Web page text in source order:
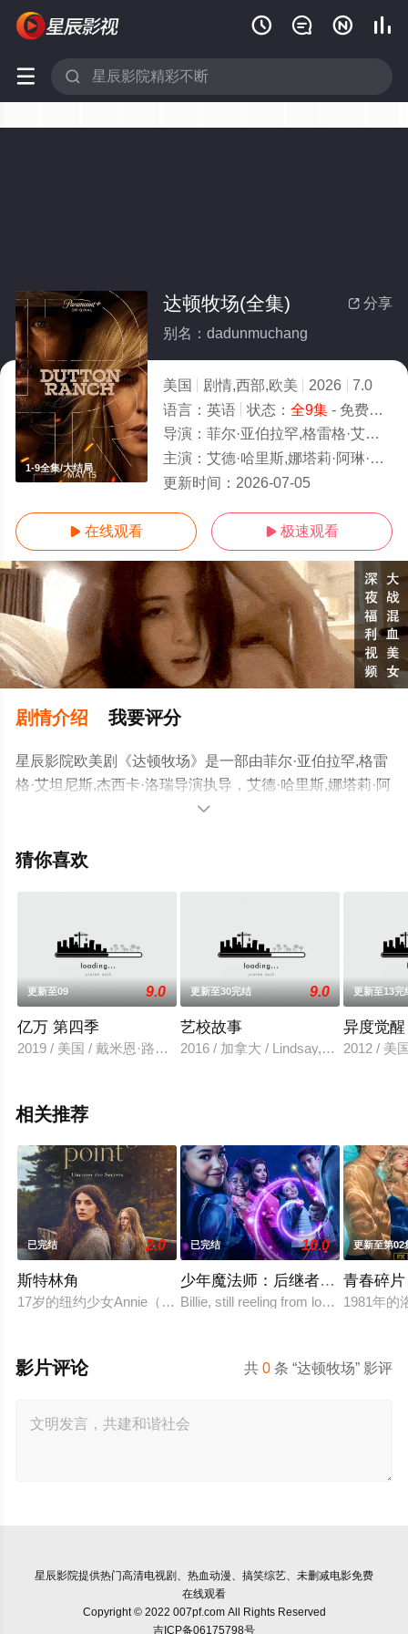
   
 
1-9全集/大结局
 分享
达顿牧场(全集)
别名：dadunmuchang
美国 剧情,西部,欧美 2026
7.0
语言： 英语 状态： 全9集- 免费在线观看
导演： 菲尔·亚伯拉罕,格雷格·艾坦尼斯,杰西卡·洛瑞
主演： 艾德·哈里斯,娜塔莉·阿琳·林德,芬恩·利特,凯利·蕾莉,胡安·巴勃罗·拉瓦,伊曼·克罗松,安妮特·贝宁,马克·门查卡,科尔·豪瑟,J.
更新时间： 2026-07-05
 在线观看  极速观看
剧情介绍 我要评分
星辰影院欧美剧《达顿牧场》是一部由菲尔·亚伯拉罕,格雷
格·艾坦尼斯,杰西卡·洛瑞导演执导，艾德·哈里斯,娜塔莉·阿
琳·林德,芬恩·利特,凯利·蕾莉,胡安·巴勃罗·拉瓦,伊曼·克罗
特尼,凯·卡斯特,约翰·W·希思等明星精彩演绎的美国电视

猜你喜欢
更新至09 9.0
亿万 第四季
2019 / 美国 / 戴米恩·路易斯,大卫·科斯塔贝尔,玛姬·丝弗,托比·莱
更新至30完结 9.0
艺校故事
2016 / 加拿大 /
更新至13完
异度觉醒
2012 / 美
相关推荐
已完结 2.0
斯特林角
17岁的纽约少女Annie（艾拉·鲁宾 饰）和双胞胎哥哥由养父抚
已完结 10.0
少年魔法师：后继者第三季
Billie, still reeling from losing Alex at
更新至第02
青春碎片
1981年的
共0 条 “达顿牧场” 影评
影片评论
星辰影院提供热门高清电视剧、热血动漫、搞笑综艺、未删减电影免费
在线观看
Copyright © 2022 007pf.com All Rights Reserved
吉ICP备06175798号